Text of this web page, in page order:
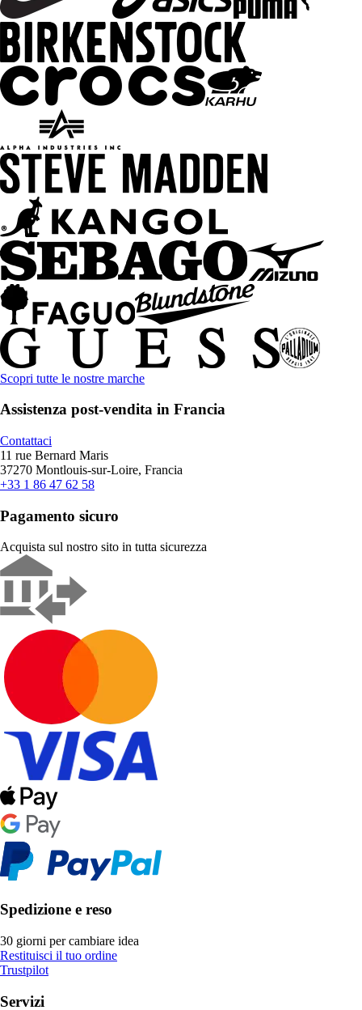
Scopri tutte le nostre marche
Assistenza post-vendita in Francia
Contattaci
11 rue Bernard Maris
37270 Montlouis-sur-Loire, Francia
+33 1 86 47 62 58
Pagamento sicuro
Acquista sul nostro sito in tutta sicurezza
Spedizione e reso
30 giorni per cambiare idea
Restituisci il tuo ordine
Trustpilot
Servizi